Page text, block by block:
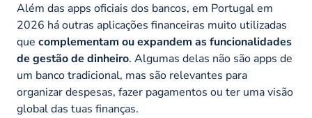
Além das apps oficiais dos bancos, em Portugal em
2026 há outras aplicações financeiras muito utilizadas
que complementam ou expandem as funcionalidades
de gestão de dinheiro. Algumas delas não são apps de
um banco tradicional, mas são relevantes para
organizar despesas, fazer pagamentos ou ter uma visão
global das tuas finanças.